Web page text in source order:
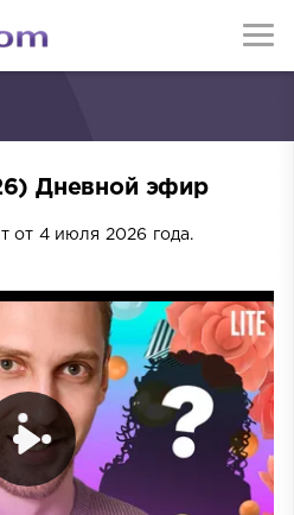
Дневной эфир
от 4 июля 2026 года.